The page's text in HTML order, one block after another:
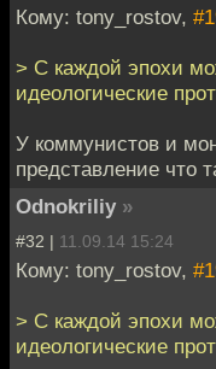
Кому: tony_rostov,
> С каждой эпохи
идеологические
У коммунистов и
представление что
Odnokriliy »
#32 | 11.09.14 15:24
Кому: tony_rostov,
> С каждой эпохи
идеологические